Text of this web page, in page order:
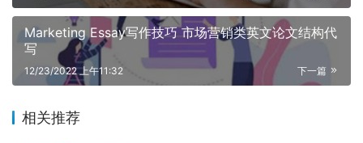
Marketing Essay写作技巧 市场营销类英文论文结构代
写
下一篇
12/23/2022 上午11:32
相关推荐